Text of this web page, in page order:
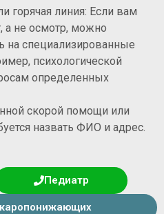
горячая линия: Если вам
а не осмотр, можно
на специализированные
психологической
определенных
скорой помощи или
назвать ФИО и адрес.
Педиатр